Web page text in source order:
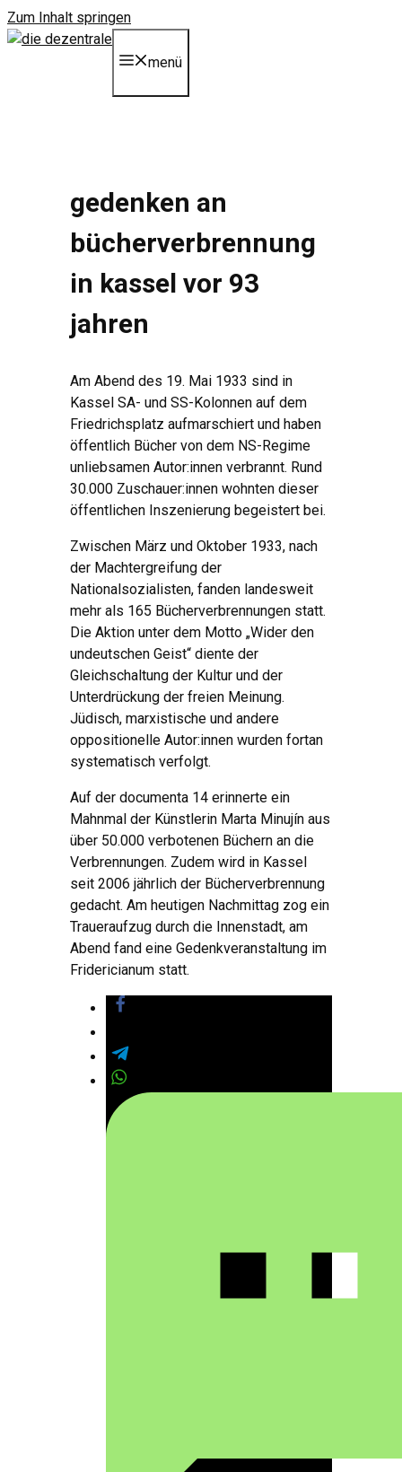
Zum Inhalt springen
menü
gedenken an
bücherverbrennung
in kassel vor 93
jahren
Am Abend des 19. Mai 1933 sind in
Kassel SA- und SS-Kolonnen auf dem
Friedrichsplatz aufmarschiert und haben
öffentlich Bücher von dem NS-Regime
unliebsamen Autor:innen verbrannt. Rund
30.000 Zuschauer:innen wohnten dieser
öffentlichen Inszenierung begeistert bei.
Zwischen März und Oktober 1933, nach
der Machtergreifung der
Nationalsozialisten, fanden landesweit
mehr als 165 Bücherverbrennungen statt.
Die Aktion unter dem Motto „Wider den
undeutschen Geist“ diente der
Gleichschaltung der Kultur und der
Unterdrückung der freien Meinung.
Jüdisch, marxistische und andere
oppositionelle Autor:innen wurden fortan
systematisch verfolgt.
Auf der documenta 14 erinnerte ein
Mahnmal der Künstlerin Marta Minujín aus
über 50.000 verbotenen Büchern an die
Verbrennungen. Zudem wird in Kassel
seit 2006 jährlich der Bücherverbrennung
gedacht. Am heutigen Nachmittag zog ein
Traueraufzug durch die Innenstadt, am
Abend fand eine Gedenkveranstaltung im
Fridericianum statt.